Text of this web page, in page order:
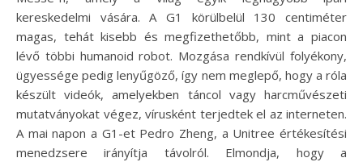
kereskedelmi vására. A G1 körülbelül 130 centiméter
magas, tehát kisebb és megfizethetőbb, mint a piacon
lévő többi humanoid robot. Mozgása rendkívül folyékony,
ügyessége pedig lenyűgöző, így nem meglepő, hogy a róla
készült videók, amelyekben táncol vagy harcművészeti
mutatványokat végez, vírusként terjedtek el az interneten.
A mai napon a G1-et Pedro Zheng, a Unitree értékesítési
menedzsere irányítja távolról. Elmondja, hogy a